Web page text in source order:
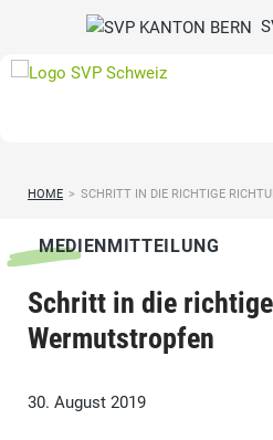
HOME > SCHRITT IN DIE RICHTIGE
MEDIENMITTEILUNG
Schritt in die
Wermutstropfen
30. August 2019